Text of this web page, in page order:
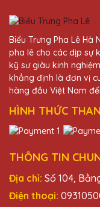
QTG rất
đến sự
25/11/
hiện
Biểu Trưng Pha Lê
pha lê cho các dịp sự
kỹ sư giàu kinh
khẳng định là đơn vị
hàng đầu Việt Nam
HÌNH THỨC
THÔNG TIN
Địa chỉ: Số 104,
Điện thoại: